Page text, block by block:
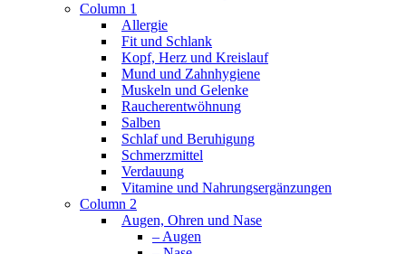
Column 1
Allergie
Fit und Schlank
Kopf, Herz und Kreislauf
Mund und Zahnhygiene
Muskeln und Gelenke
Raucherentwöhnung
Salben
Schlaf und Beruhigung
Schmerzmittel
Verdauung
Vitamine und Nahrungsergänzungen
Column 2
Augen, Ohren und Nase
– Augen